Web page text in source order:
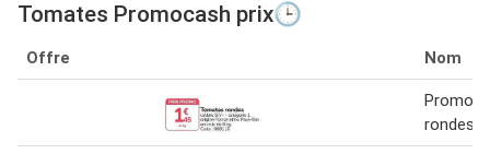
Tomates Promocash prix🕒
Offre Nom
Promo
rondes